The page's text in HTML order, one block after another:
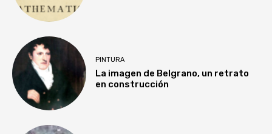
PINTURA
La imagen de Belgrano, un retrato
en construcción